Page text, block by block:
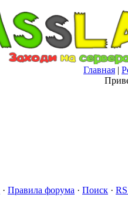
Главная |
· Правила форума · Поиск ·